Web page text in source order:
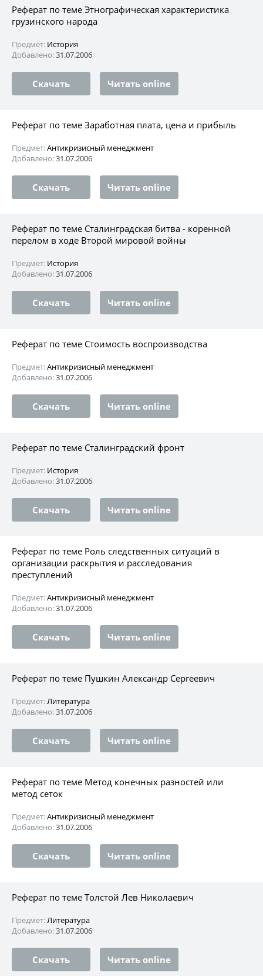
Реферат по теме Этнографическая характеристика
грузинского народа
Предмет: История
Добавлено:31.07.2006
Скачать Читать online
Реферат по теме Заработная плата, цена и прибыль
Предмет:Антикризисный менеджмент
Добавлено:31.07.2006
Скачать Читать online
Реферат по теме Сталинградская битва - коренной
перелом в ходе Второй мировой войны
Предмет: История
Добавлено:31.07.2006
Скачать Читать online
Реферат по теме Стоимость воспроизводства
Предмет:Антикризисный менеджмент
Добавлено:31.07.2006
Скачать Читать online
Реферат по теме Сталинградский фронт
Предмет: История
Добавлено:31.07.2006
Скачать Читать online
Реферат по теме Роль следственных ситуаций в
организации раскрытия и расследования
преступлений
Предмет:Антикризисный менеджмент
Добавлено:31.07.2006
Скачать Читать online
Реферат по теме Пушкин Александр Сергеевич
Предмет:Литература
Добавлено:31.07.2006
Скачать Читать online
Реферат по теме Метод конечных разностей или
метод сеток
Предмет:Антикризисный менеджмент
Добавлено:31.07.2006
Скачать Читать online
Реферат по теме Толстой Лев Николаевич
Предмет:Литература
Добавлено:31.07.2006
Скачать Читать online